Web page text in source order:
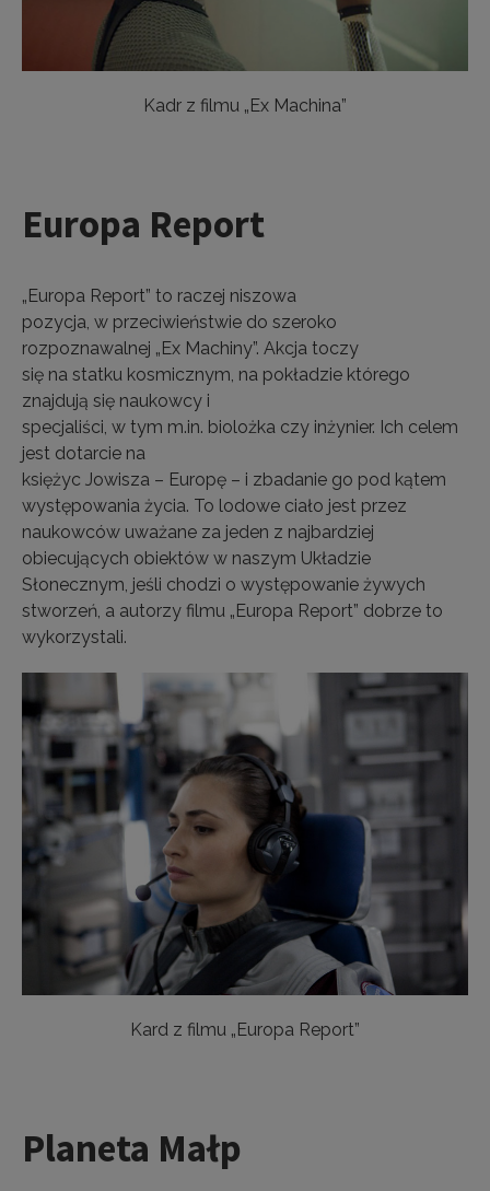
Kadr z filmu „Ex Machina”
Europa Report
„Europa Report” to raczej niszowa
pozycja, w przeciwieństwie do szeroko
rozpoznawalnej „Ex Machiny”. Akcja toczy
się na statku kosmicznym, na pokładzie którego
znajdują się naukowcy i
specjaliści, w tym m.in. biolożka czy inżynier. Ich celem
jest dotarcie na
księżyc Jowisza – Europę – i zbadanie go pod kątem
występowania życia. To lodowe ciało jest przez
naukowców uważane za jeden z najbardziej
obiecujących obiektów w naszym Układzie
Słonecznym, jeśli chodzi o występowanie żywych
stworzeń, a autorzy filmu „Europa Report” dobrze to
wykorzystali.
Kard z filmu „Europa Report”
Planeta Małp